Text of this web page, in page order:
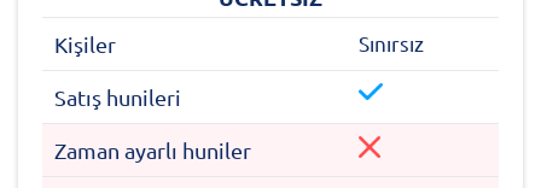
Kişiler Sınırsız
Satış hunileri
Zaman ayarlı huniler